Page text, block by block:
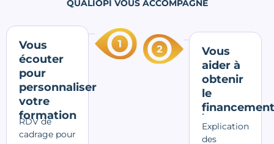
QUALIOPI VOUS ACCOMPAGNE
Vous
écouter
pour
personnaliser
votre
formation
RDV de
cadrage pour
Vous
aider à
obtenir
le
financement
•
Explication
des